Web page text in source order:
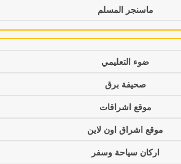
ماسنجر المسلم
ضوء التعليمي
صحيفة برق
موقع اشراقات
موقع اشراق اون لاين
اركان سياحة وسفر